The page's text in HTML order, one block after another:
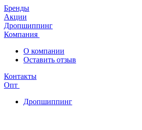
Бренды
Акции
Дропшиппинг
Компания
О компании
Оставить отзыв
Контакты
Опт
Дропшиппинг